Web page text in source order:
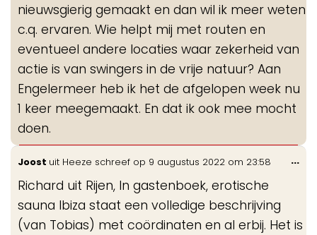
nieuwsgierig gemaakt en dan wil ik meer weten
c.q. ervaren. Wie helpt mij met routen en
eventueel andere locaties waar zekerheid van
actie is van swingers in de vrije natuur? Aan
Engelermeer heb ik het de afgelopen week nu
1 keer meegemaakt. En dat ik ook mee mocht
doen.
Joost uit Heeze schreef op 9 augustus 2022 om 23:58
Richard uit Rijen, In gastenboek, erotische
sauna Ibiza staat een volledige beschrijving
(van Tobias) met coördinaten en al erbij. Het is
...